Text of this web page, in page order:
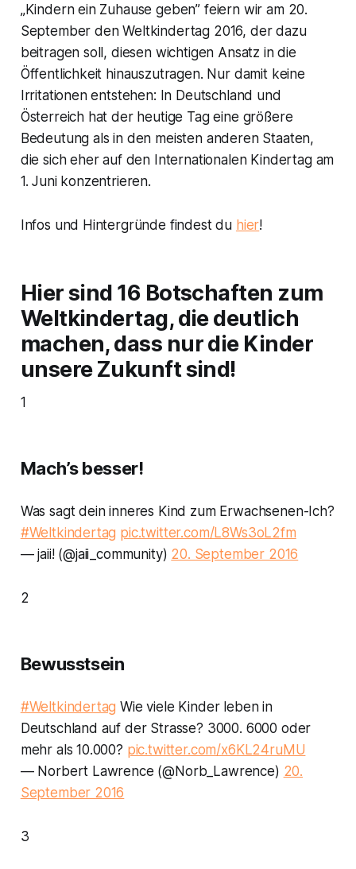
„Kindern ein Zuhause geben” feiern wir am 20.
September den Weltkindertag 2016, der dazu
beitragen soll, diesen wichtigen Ansatz in die
Öffentlichkeit hinauszutragen. Nur damit keine
Irritationen entstehen: In Deutschland und
Österreich hat der heutige Tag eine größere
Bedeutung als in den meisten anderen Staaten,
die sich eher auf den Internationalen Kindertag am
1. Juni konzentrieren.
Infos und Hintergründe findest du hier!
Hier sind 16 Botschaften zum
Weltkindertag, die deutlich
machen, dass nur die Kinder
unsere Zukunft sind!
1
Mach’s besser!
Was sagt dein inneres Kind zum Erwachsenen-Ich?
#Weltkindertag pic.twitter.com/L8Ws3oL2fm
— jaii! (@jaii_community) 20. September 2016
2
Bewusstsein
#Weltkindertag Wie viele Kinder leben in
Deutschland auf der Strasse? 3000. 6000 oder
mehr als 10.000? pic.twitter.com/x6KL24ruMU
— Norbert Lawrence (@Norb_Lawrence) 20.
September 2016
3